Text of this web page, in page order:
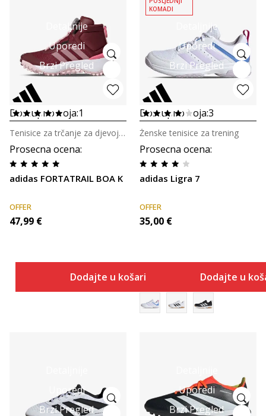
Detaljnije
Uporedi
Brzi Pregled
Dostupno boja:1
Prosecna ocena:
adidas FORTATRAIL BOA K
Tenisice za trčanje za djevojčice
OFFER
47,99 €
Dodajte u košaricu
Detaljnije
Uporedi
Brzi Pregled
KOMADI
Dostupno boja:3
Prosecna ocena:
adidas Ligra 7
Ženske tenisice za trening
OFFER
35,00 €
Dodajte u
Uporedi
Brzi Pregled
Uporedi
Brzi Pregled